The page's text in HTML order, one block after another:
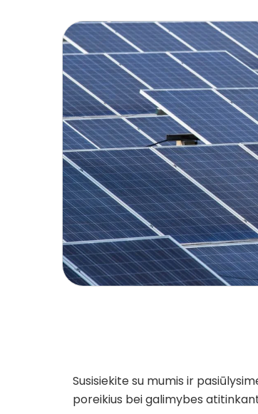
Susisiekite su mumis ir
poreikius bei galimybes